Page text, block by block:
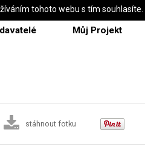
Můj Projekt
stáhnout fotku
tohoto webu s tím souhlasíte.